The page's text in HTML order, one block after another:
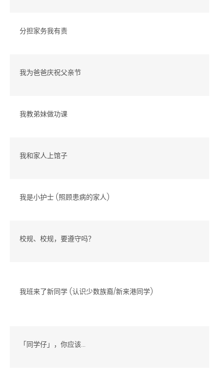
分担家务我有责
我为爸爸庆祝父亲节
我教弟妹做功课
我和家人上馆子
我是小护士 (照顾患病的家人)
校规、校规，要遵守吗？
我班来了新同学 (认识少数族裔/新来港同学)
「同学仔」，你应该...